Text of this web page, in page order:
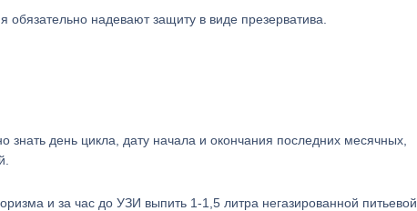
обязательно надевают защиту в виде презерватива.
знать день цикла, дату начала и окончания последних месячных,
и за час до УЗИ выпить 1-1,5 литра негазированной питьевой